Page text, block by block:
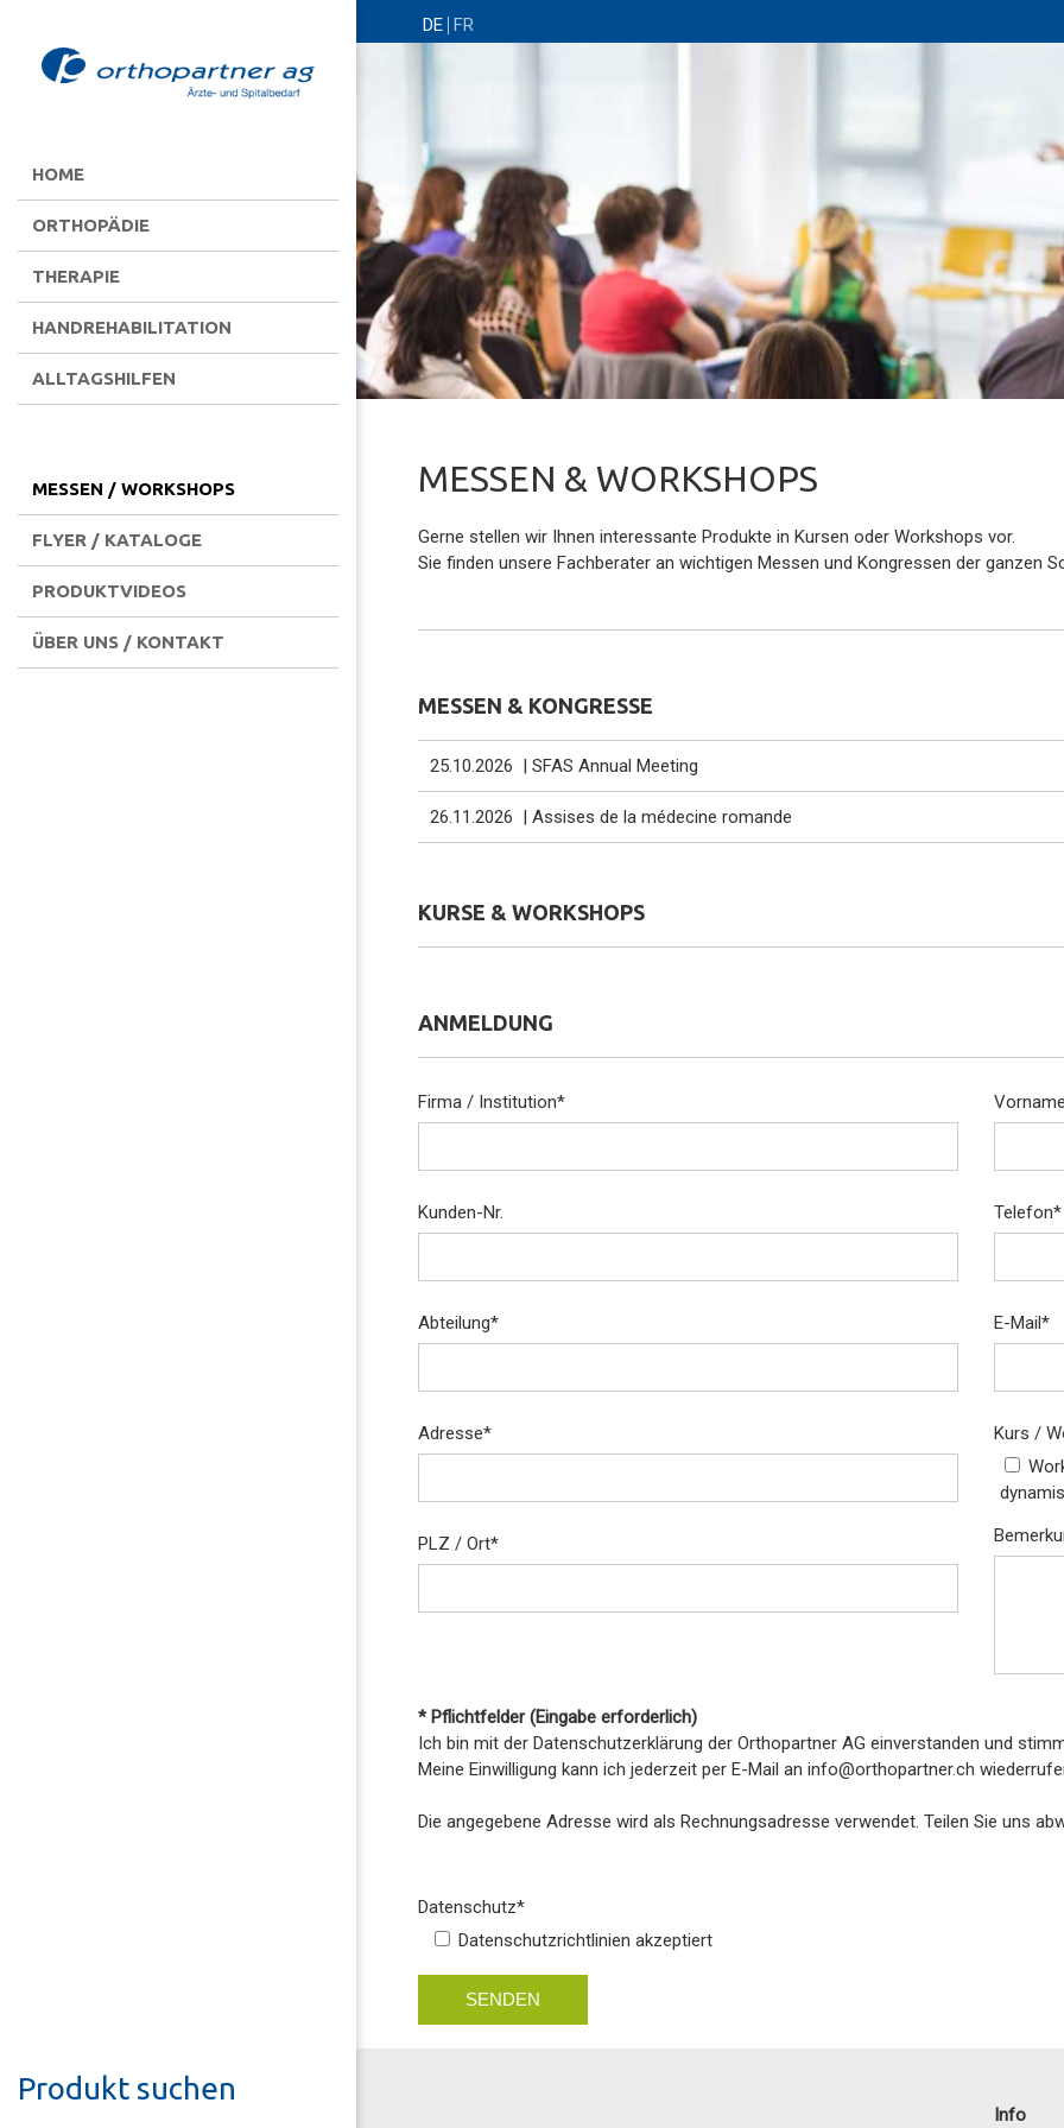
DE FR
HOME
ORTHOPÄDIE
THERAPIE
HANDREHABILITATION
ALLTAGSHILFEN
MESSEN / WORKSHOPS
FLYER / KATALOGE
PRODUKTVIDEOS
ÜBER UNS / KONTAKT
Produkt suchen
MESSEN & WORKSHOPS
Gerne stellen wir Ihnen interessante Produkte in Kursen oder Workshops vor.
Sie finden unsere Fachberater an wichtigen Messen und Kongressen der ganzen
MESSEN & KONGRESSE
25.10.2026 | SFAS Annual Meeting
26.11.2026 | Assises de la médecine romande
KURSE & WORKSHOPS
ANMELDUNG
Firma / Institution*
Kunden-Nr.
Abteilung*
Adresse*
PLZ / Ort*
Telefon*
E-Mail*
Kurs /
* Pflichtfelder (Eingabe erforderlich)
Ich bin mit der Datenschutzerklärung der Orthopartner AG einverstanden und
Meine Einwilligung kann ich jederzeit per E-Mail an info@orthopartner.ch
Die angegebene Adresse wird als Rechnungsadresse verwendet. Teilen Sie uns
Datenschutz*
Datenschutzrichtlinien akzeptiert
SENDEN
Info